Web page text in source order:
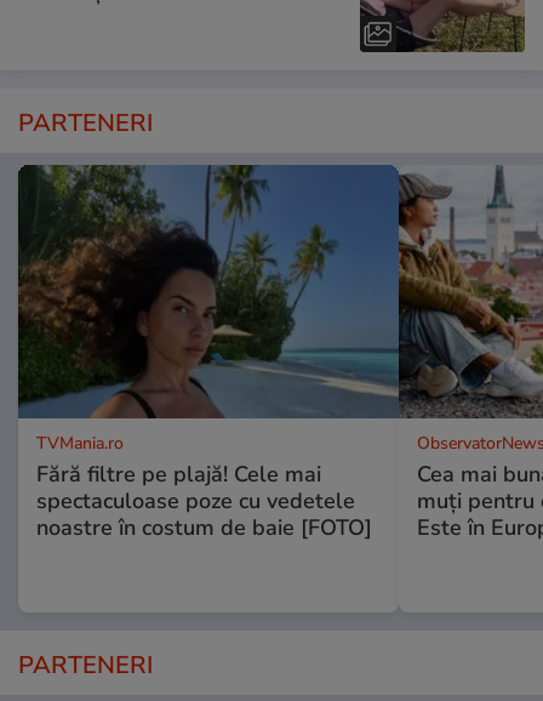
PARTENERI
TVMania.ro
Fără filtre pe plajă! Cele mai
spectaculoase poze cu vedetele
noastre în costum de baie [FOTO]
Cea mai
muţi pentru
Este în
PARTENERI